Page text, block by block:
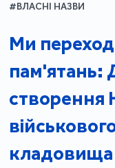
#ВЛАСНІ НАЗВИ
Ми
пам'ятань:
створення
кладовища